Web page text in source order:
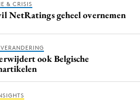
& CRISIS
NetRatings geheel overnemen
ook Belgische